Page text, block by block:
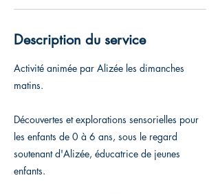
Description du service
Activité animée par Alizée les dimanches
matins.
Découvertes et explorations sensorielles pour
les enfants de 0 à 6 ans, sous le regard
soutenant d'Alizée, éducatrice de jeunes
enfants.